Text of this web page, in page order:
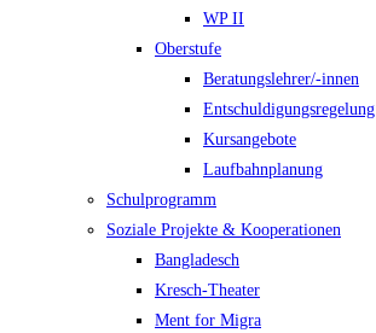
WP II
Oberstufe
Beratungslehrer/-innen
Entschuldigungsregelung
Kursangebote
Laufbahnplanung
Schulprogramm
Soziale Projekte & Kooperationen
Bangladesch
Kresch-Theater
Ment for Migra